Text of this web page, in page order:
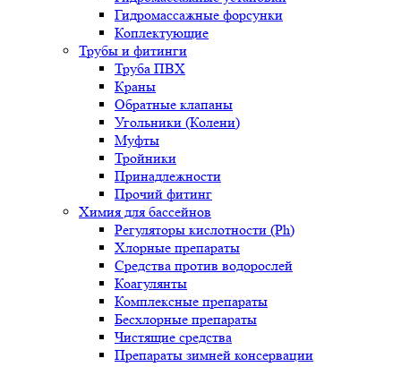
Гидромассажные форсунки
Коплектующие
Трубы и фитинги
Труба ПВХ
Краны
Обратные клапаны
Угольники (Колени)
Муфты
Тройники
Принадлежности
Прочий фитинг
Химия для бассейнов
Регуляторы кислотности (Ph)
Хлорные препараты
Средства против водорослей
Коагулянты
Комплексные препараты
Бесхлорные препараты
Чистящие средства
Препараты зимней консервации